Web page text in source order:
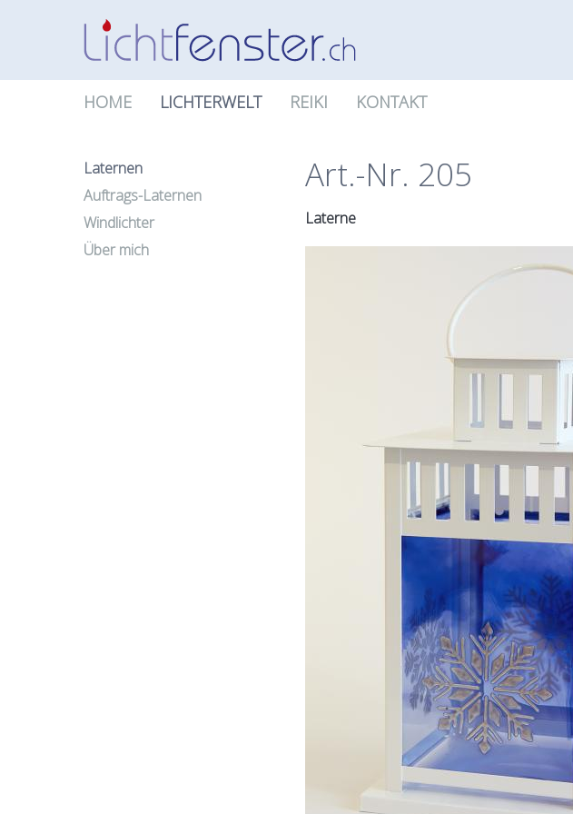
HOME LICHTERWELT REIKI KONTAKT
Laternen
Auftrags-Laternen
Windlichter
Über mich
Art.-Nr. 205
Laterne